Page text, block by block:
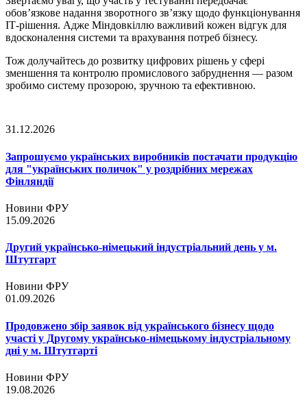
обов’язкове надання зворотного зв’язку щодо функціонування
ІТ-рішення. Адже Міндовкіллю важливий кожен відгук для
вдосконалення системи та врахування потреб бізнесу.
Тож долучайтесь до розвитку цифрових рішень у сфері
зменшення та контролю промислового забруднення — разом
зробимо систему прозорою, зручною та ефективною.
31.12.2026
Запрошуємо українських виробників постачати продукцію
для "українських поличок" у роздрібних мережах
Фінляндії
Новини ФРУ
15.09.2026
Другий українсько-німецький індустріальний день у м.
Штутгарт
Новини ФРУ
01.09.2026
Продовжено збір заявок від українського бізнесу щодо
участі у Другому українсько-німецькому індустріальному
дні у м. Штутгарті
Новини ФРУ
19.08.2026